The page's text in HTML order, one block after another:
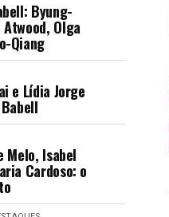
Byung-
Olga
Qiang
e Lídia Jorge
Melo, Isabel
Cardoso: o